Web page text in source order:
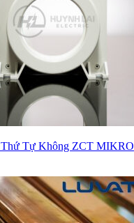
Tự Không ZCT MIKRO